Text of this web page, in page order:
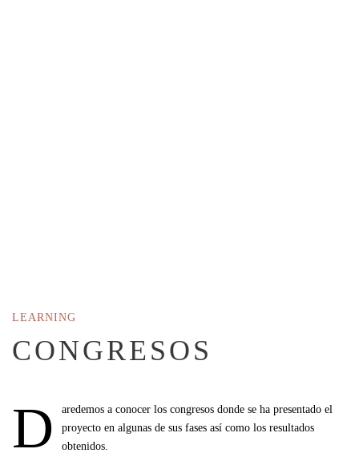
LEARNING
CONGRESOS
D
aredemos a conocer los congresos donde se ha presentado el
proyecto en algunas de sus fases así como los resultados
obtenidos.